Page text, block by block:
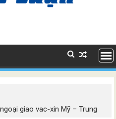
giao vac-xin Mỹ – Trung